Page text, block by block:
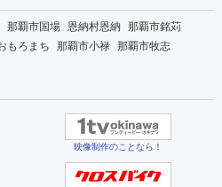
那覇市国場 恩納村恩納 那覇市銘苅
もろまち 那覇市小禄 那覇市牧志
映像制作のことなら！